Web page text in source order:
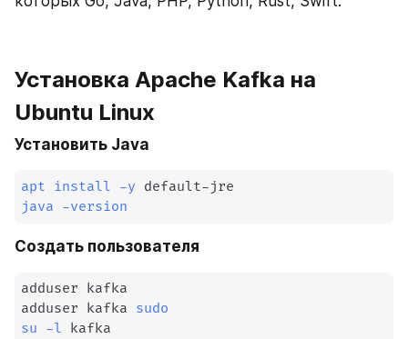
Установка Apache Kafka на
Ubuntu Linux
Установить Java
apt install -y
java -version
Создать пользователя
adduser kafka
adduser kafka sudo
su -l kafka